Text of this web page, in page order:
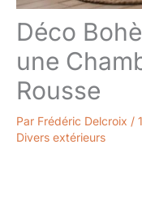
Déco
une
Rousse
Par Frédéric Delcroix /
Divers extérieurs